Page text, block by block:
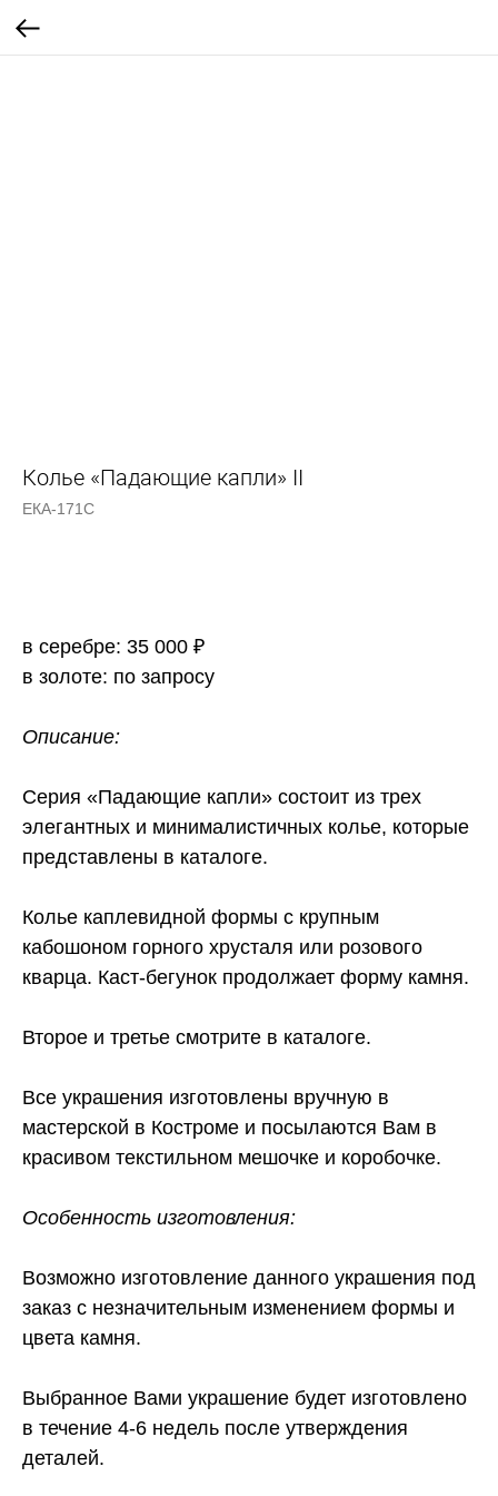
Колье «Падающие капли» II
ЕКА-171С
в серебре: 35 000 ₽
в золоте: по запросу
Описание:
Серия «Падающие капли» состоит из трех
элегантных и минималистичных колье, которые
представлены в каталоге.
Колье каплевидной формы с крупным
кабошоном горного хрусталя или розового
кварца. Каст-бегунок продолжает форму камня.
Второе и третье смотрите в каталоге.
Все украшения изготовлены вручную в
мастерской в Костроме и посылаются Вам в
красивом текстильном мешочке и коробочке.
Особенность изготовления:
Возможно изготовление данного украшения под
заказ с незначительным изменением формы и
цвета камня.
Выбранное Вами украшение будет изготовлено
в течение 4-6 недель после утверждения
деталей.